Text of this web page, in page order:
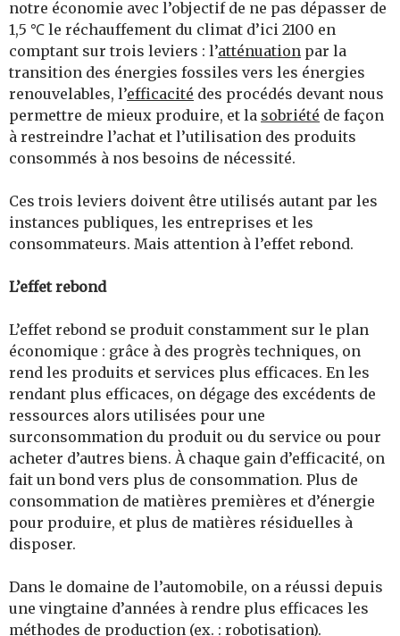
notre économie avec l’objectif de ne pas dépasser de
1,5 ℃ le réchauffement du climat d’ici 2100 en
comptant sur trois leviers : l’atténuation par la
transition des énergies fossiles vers les énergies
renouvelables, l’efficacité des procédés devant nous
permettre de mieux produire, et la sobriété de façon
à restreindre l’achat et l’utilisation des produits
consommés à nos besoins de nécessité.
Ces trois leviers doivent être utilisés autant par les
instances publiques, les entreprises et les
consommateurs. Mais attention à l’effet rebond.
L’effet rebond
L’effet rebond se produit constamment sur le plan
économique : grâce à des progrès techniques, on
rend les produits et services plus efficaces. En les
rendant plus efficaces, on dégage des excédents de
ressources alors utilisées pour une
surconsommation du produit ou du service ou pour
acheter d’autres biens. À chaque gain d’efficacité, on
fait un bond vers plus de consommation. Plus de
consommation de matières premières et d’énergie
pour produire, et plus de matières résiduelles à
disposer.
Dans le domaine de l’automobile, on a réussi depuis
une vingtaine d’années à rendre plus efficaces les
méthodes de production (ex. : robotisation).